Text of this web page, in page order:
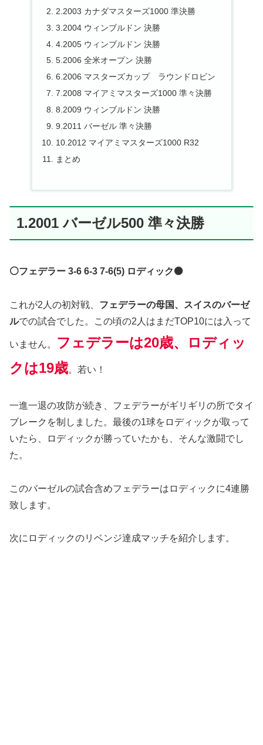
2.2003 カナダマスターズ1000 準決勝
3.2004 ウィンブルドン 決勝
4.2005 ウィンブルドン 決勝
5.2006 全米オープン 決勝
6.2006 マスターズカップ ラウンドロビン
7.2008 マイアミマスターズ1000 準々決勝
8.2009 ウィンブルドン 決勝
9.2011 バーゼル 準々決勝
10.2012 マイアミマスターズ1000 R32
まとめ
1.2001 バーゼル500 準々決勝
⚪️フェデラー 3-6 6-3 7-6(5) ロディック⚫️
これが2人の初対戦、 フェデラーの母国、スイスのバーゼ
ルでの試合でした。この頃の2人はまだTOP10には入って
いません。
フェデラーは20歳、ロディッ
クは19歳。若い！
一進一退の攻防が続き、フェデラーがギリギリの所でタイ
ブレークを制しました。最後の1球をロディックが取って
いたら、ロディックが勝っていたかも、そんな激闘でし
た。
このバーゼルの試合含めフェデラーはロディックに4連勝
致します。
次にロディックのリベンジ達成マッチを紹介します。